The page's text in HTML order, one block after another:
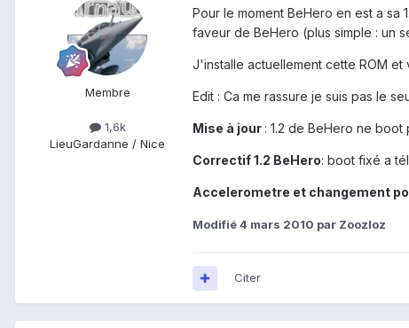
Membre
1,6k
LieuGardanne / Nice
Pour le moment BeHero en est a sa
faveur de BeHero (plus simple : un
J'installe actuellement cette ROM
Edit : Ca me rassure je suis pas le
Mise à jour : 1.2 de BeHero ne
Correctif 1.2 BeHero: boot fixé a
Accelerometre et changement
Modifié4 mars 2010 par Zoozloz
Citer